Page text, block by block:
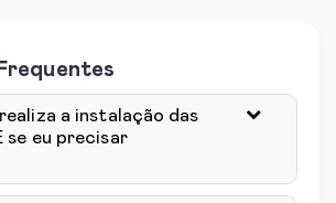
a instalação das
se eu precisar